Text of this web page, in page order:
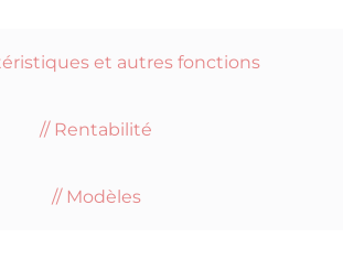
et autres fonctions
Rentabilité
Modèles